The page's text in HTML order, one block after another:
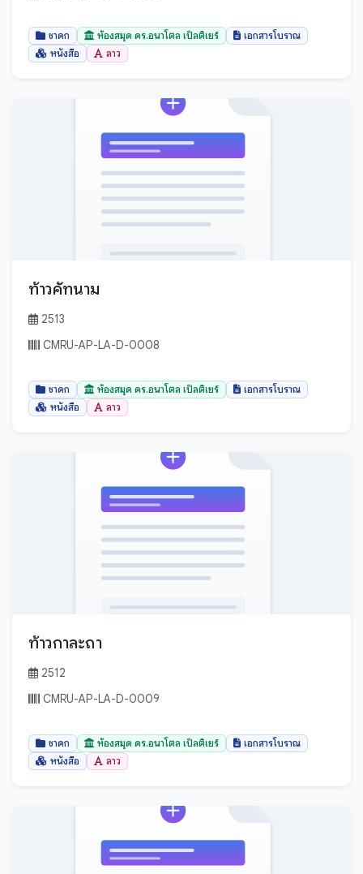
อำนาจเจริญ
อุดรธานี
อุบลราชธานี
เชียงราย
เชียงใหม่
เพชรบุรี
เลย
แพร่
ชาดก ห้องสมุด ดร.อนาโตล เป็ลติเยร์
เอกสารโบราณ
หนังสือ
ลาว
ท้าวคัทนาม
2513
CMRU-AP-LA-D-0008
ชาดก ห้องสมุด ดร.อนาโตล เป็ลติเยร์
เอกสารโบราณ
หนังสือ
ลาว
ท้าวกาละถา
2512
CMRU-AP-LA-D-0009
ชาดก ห้องสมุด ดร.อนาโตล เป็ลติเยร์
เอกสารโบราณ
หนังสือ
ลาว